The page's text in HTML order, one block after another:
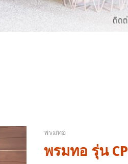
พรมทอ
พรมทอ รุ่น CP